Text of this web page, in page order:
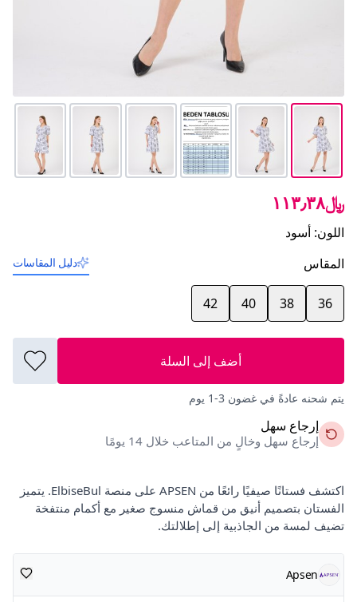
﷼١١٣٫٣٨
اللون: أسود
المقاس
دليل المقاسات
36
38
40
42
أضف إلى السلة
يتم شحنه عادةً في غضون 3-1 يوم
إرجاع سهل
إرجاع سهل وخالٍ من المتاعب خلال 14 يومًا
اكتشف فستانًا صيفيًا رائعًا من APSEN على منصة ElbiseBul. يتميز
الفستان بتصميم أنيق من قماش منسوج صغير مع أكمام منتفخة
تضيف لمسة من الجاذبية إلى إطلالتك.
Apsen